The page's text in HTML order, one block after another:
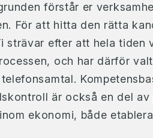
förstår er
För att hitta den rätta
strävar efter att hela tiden
och har därför
är också en del
ekonomi, både